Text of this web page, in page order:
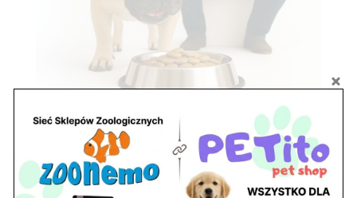
Zobacz również
Z Życia Sklepu
Ryby akwariowe Legionowo i Nowy Dwór
Mazowiecki – Sklep ZooNemo